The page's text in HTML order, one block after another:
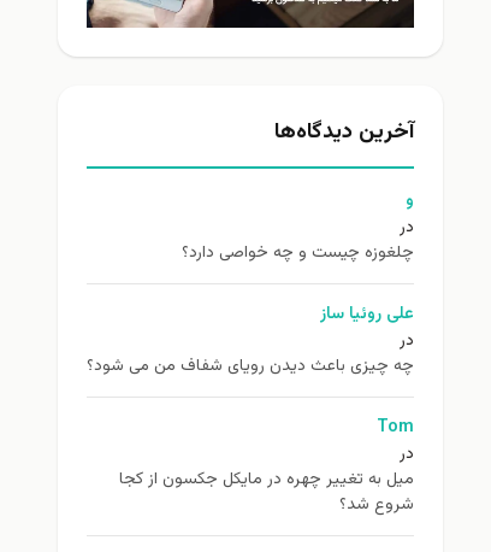
آخرین دیدگاه‌ها
و
در
چلغوزه چیست و چه خواصی دارد؟
علی روئیا ساز
در
چه چیزی باعث دیدن رویای شفاف من می شود؟
Tom
در
ميل به تغيير چهره در مایکل جکسون از كجا
شروع شد؟